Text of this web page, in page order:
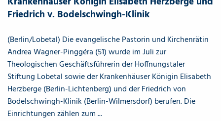
Friedrich v. Bodelschwingh-Klinik
(Berlin/Lobetal) Die evangelische Pastorin und Kirchenrätin
Andrea Wagner-Pinggéra (51) wurde im Juli zur
Theologischen Geschäftsführerin der Hoffnungstaler
Stiftung Lobetal sowie der Krankenhäuser Königin Elisabeth
Herzberge (Berlin-Lichtenberg) und der Friedrich von
Bodelschwingh-Klinik (Berlin-Wilmersdorf) berufen. Die
Einrichtungen zählen zum ...